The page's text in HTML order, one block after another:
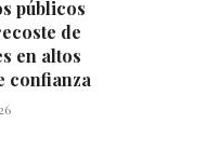
públicos
de
en altos
confianza